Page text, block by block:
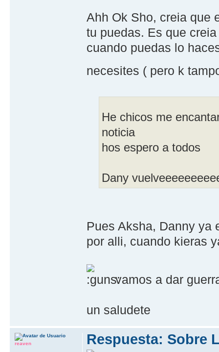
Ahh Ok Sho, creia que
tu puedas. Es que
cuando puedas lo
necesites ( pero k
He chicos me
noticia
hos espero a todos
Dany
Pues Aksha, Danny ya
por alli, cuando kieras
vamos a dar
un saludete
Respuesta: Sobre
reaven